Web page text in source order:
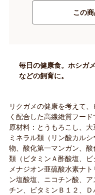
この
毎日の健康食。ホシガ
などの飼育に。
リクガメの健康を考えて
く配合した高繊維質フード
原材料：とうもろこし、
ミネラル類（リン酸カル
物、酸化第一マンガン、
類（ビタミンＡ酢酸塩、ビ
メナジオン亜硫酸水素ナ
ン塩酸塩、ニコチン酸、
チン、ビタミンＢ１２、